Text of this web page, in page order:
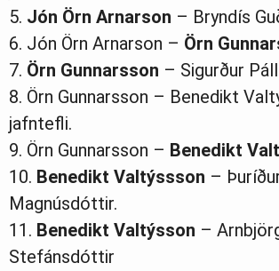
5. Jón Örn Arnarson – Bryndís
6. Jón Örn Arnarson – Örn
7. Örn Gunnarsson – Sigurður
8. Örn Gunnarsson – Benedikt
jafntefli.
9. Örn Gunnarsson – Benedikt
10. Benedikt Valtýssson –
Magnúsdóttir.
11. Benedikt Valtýsson –
Stefánsdóttir